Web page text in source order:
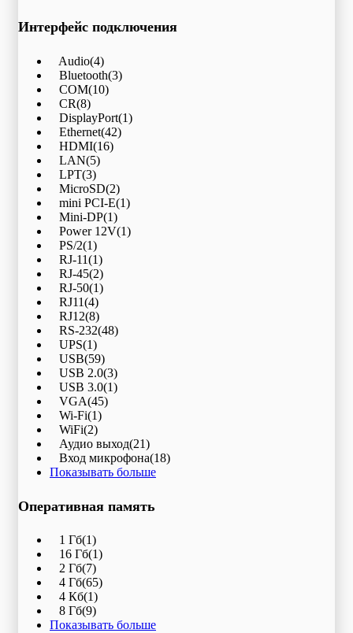
Интерфейс подключения
Audio(4)
Bluetooth(3)
COM(10)
CR(8)
DisplayPort(1)
Ethernet(42)
HDMI(16)
LAN(5)
LPT(3)
MicroSD(2)
mini PCI-E(1)
Mini-DP(1)
Power 12V(1)
PS/2(1)
RJ-11(1)
RJ-45(2)
RJ-50(1)
RJ11(4)
RJ12(8)
RS-232(48)
UPS(1)
USB(59)
USB 2.0(3)
USB 3.0(1)
VGA(45)
Wi-Fi(1)
WiFi(2)
Аудио выход(21)
Вход микрофона(18)
Показывать больше
Оперативная память
1 Гб(1)
16 Гб(1)
2 Гб(7)
4 Гб(65)
4 Кб(1)
8 Гб(9)
Показывать больше